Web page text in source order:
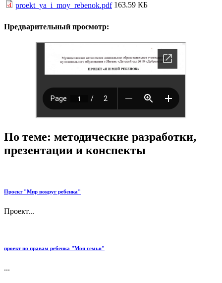
proekt_ya_i_moy_rebenok.pdf 163.59 КБ
Предварительный просмотр:
По теме: методические разработки,
презентации и конспекты
Проект "Мир вокруг ребенка"
Проект...
проект по правам ребенка "Моя семья"
...